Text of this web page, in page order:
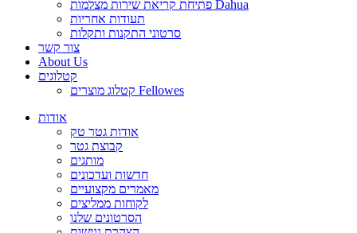
פתיחת קריאת שירות מצלמות Dahua
תעודות אחריות
סרטוני התקנות ותקלות
צור קשר
About Us
קטלוגים
קטלוג מוצרים Fellowes
אודות
אודות גטר טק
קבוצת גטר
מותגים
חדשות ועדכונים
מאמרים מקצועיים
לקוחות ממליצים
הסרטונים שלנו